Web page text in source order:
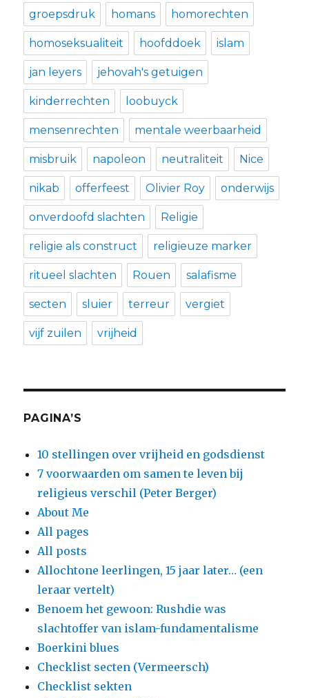
groepsdruk homans homorechten
homoseksualiteit hoofddoek islam
jan leyers jehovah's getuigen
kinderrechten loobuyck
mensenrechten mentale weerbaarheid
misbruik napoleon neutraliteit Nice
nikab offerfeest Olivier Roy onderwijs
onverdoofd slachten Religie
religie als construct religieuze marker
ritueel slachten Rouen salafisme
secten sluier terreur vergiet
vijf zuilen vrijheid
PAGINA’S
10 stellingen over vrijheid en godsdienst
7 voorwaarden om samen te leven bij
religieus verschil (Peter Berger)
About Me
All pages
All posts
Allochtone leerlingen, 15 jaar later… (een
leraar vertelt)
Benoem het gewoon: Rushdie was
slachtoffer van islam-fundamentalisme
Boerkini blues
Checklist secten (Vermeersch)
Checklist sekten